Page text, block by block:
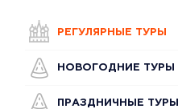
РЕГУЛЯРНЫЕ ТУРЫ
НОВОГОДНИЕ ТУРЫ
ПРАЗДНИЧНЫЕ ТУРЫ